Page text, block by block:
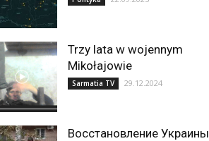
Trzy lata w wojennym
Mikołajowie
Sarmatia TV 29.12.2024
Восстановление Украины